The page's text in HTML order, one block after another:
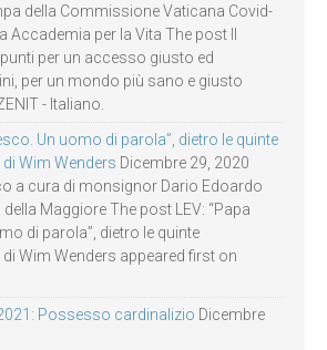
della Commissione Vaticana Covid-
Accademia per la Vita The post Il
per un accesso giusto ed
per un mondo più sano e giusto
- Italiano.
Un uomo di parola”, dietro le quinte
Wim Wenders Dicembre 29, 2020
a cura di monsignor Dario Edoardo
Maggiore The post LEV: “Papa
di parola”, dietro le quinte
Wim Wenders appeared first on
Possesso cardinalizio Dicembre